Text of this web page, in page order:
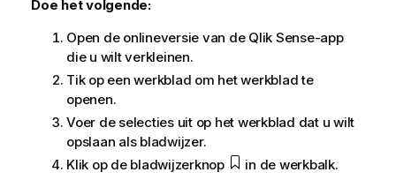
Doe het volgende:
Open de onlineversie van de Qlik Sense-app
die u wilt verkleinen.
Tik op een werkblad om het werkblad te
openen.
Voer de selecties uit op het werkblad dat u wilt
opslaan als bladwijzer.
Klik op de bladwijzerknop
in de werkbalk.